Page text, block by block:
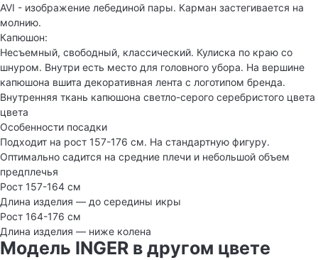
AVI - изображение лебединой пары. Карман застегивается на
молнию.
Капюшон:
Несъемный, свободный, классический. Кулиска по краю со
шнуром. Внутри есть место для головного убора. На вершине
капюшона вшита декоративная лента с логотипом бренда.
Внутренняя ткань капюшона светло-серого серебристого цвета
цвета
Особенности посадки
Подходит на рост 157-176 см. На стандартную фигуру.
Оптимально садится на средние плечи и небольшой объем
предплечья
Рост 157-164 см
Длина изделия — до середины икры
Рост 164-176 см
Длина изделия — ниже колена
Модель INGER в другом цвете